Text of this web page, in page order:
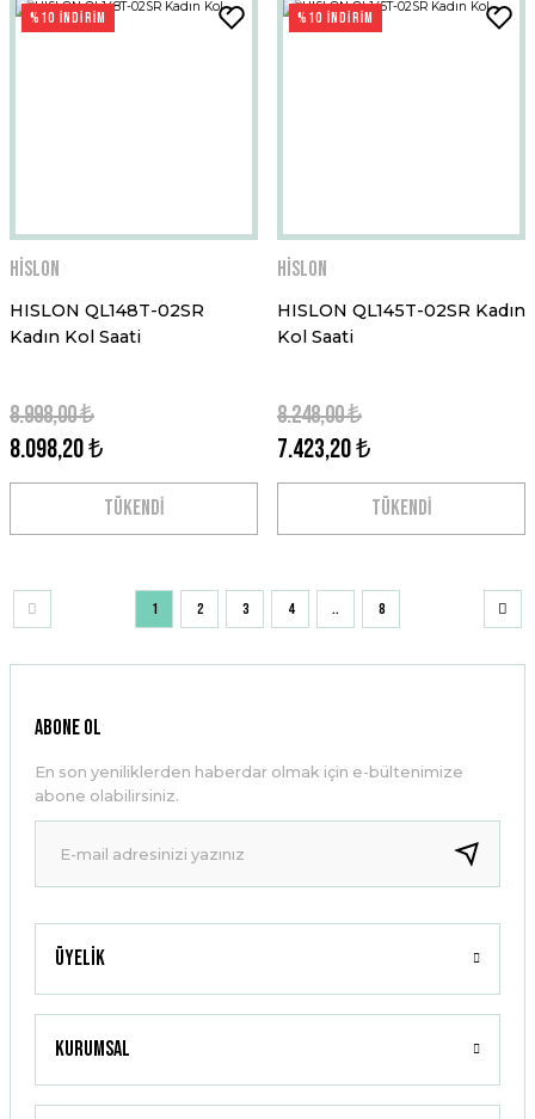
%10 İNDİRİM
Hislon
HISLON QL148T-02SR
Kadın Kol Saati
8.098,20 ₺
8.998,00 ₺
TÜKENDİ
%10 İNDİRİM
Hislon
HISLON QL145T-02SR Kadın
Kol Saati
7.423,20 ₺
8.248,00 ₺
TÜKENDİ
1 2 3 4 .. 8
Üyelik
Kurumsal
ABONE OL
En son yeniliklerden haberdar olmak için e-bültenimize
abone olabilirsiniz.